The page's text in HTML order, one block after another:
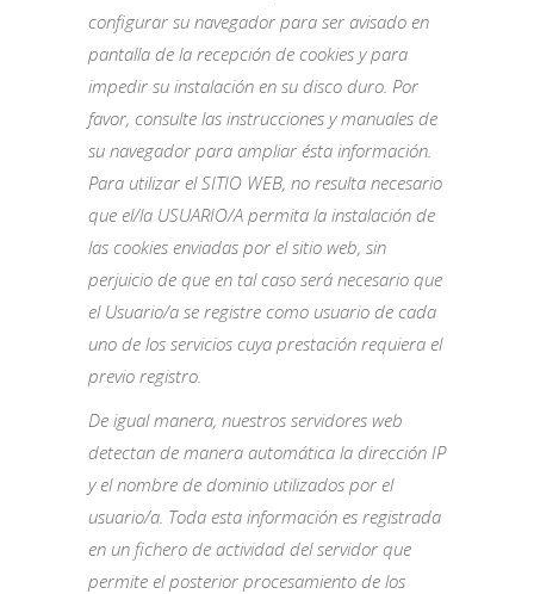
configurar su navegador para ser avisado en
pantalla de la recepción de cookies y para
impedir su instalación en su disco duro. Por
favor, consulte las instrucciones y manuales de
su navegador para ampliar ésta información.
Para utilizar el SITIO WEB, no resulta necesario
que el/la USUARIO/A permita la instalación de
las cookies enviadas por el sitio web, sin
perjuicio de que en tal caso será necesario que
el Usuario/a se registre como usuario de cada
uno de los servicios cuya prestación requiera el
previo registro.
De igual manera, nuestros servidores web
detectan de manera automática la dirección IP
y el nombre de dominio utilizados por el
usuario/a. Toda esta información es registrada
en un fichero de actividad del servidor que
permite el posterior procesamiento de los